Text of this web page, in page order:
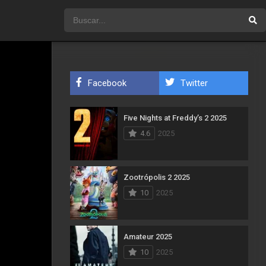
Facebook Twitter
Five Nights at Freddy’s 2 2025
4.6
2025
Zootrópolis 2 2025
10
2025
Amateur 2025
10
2025